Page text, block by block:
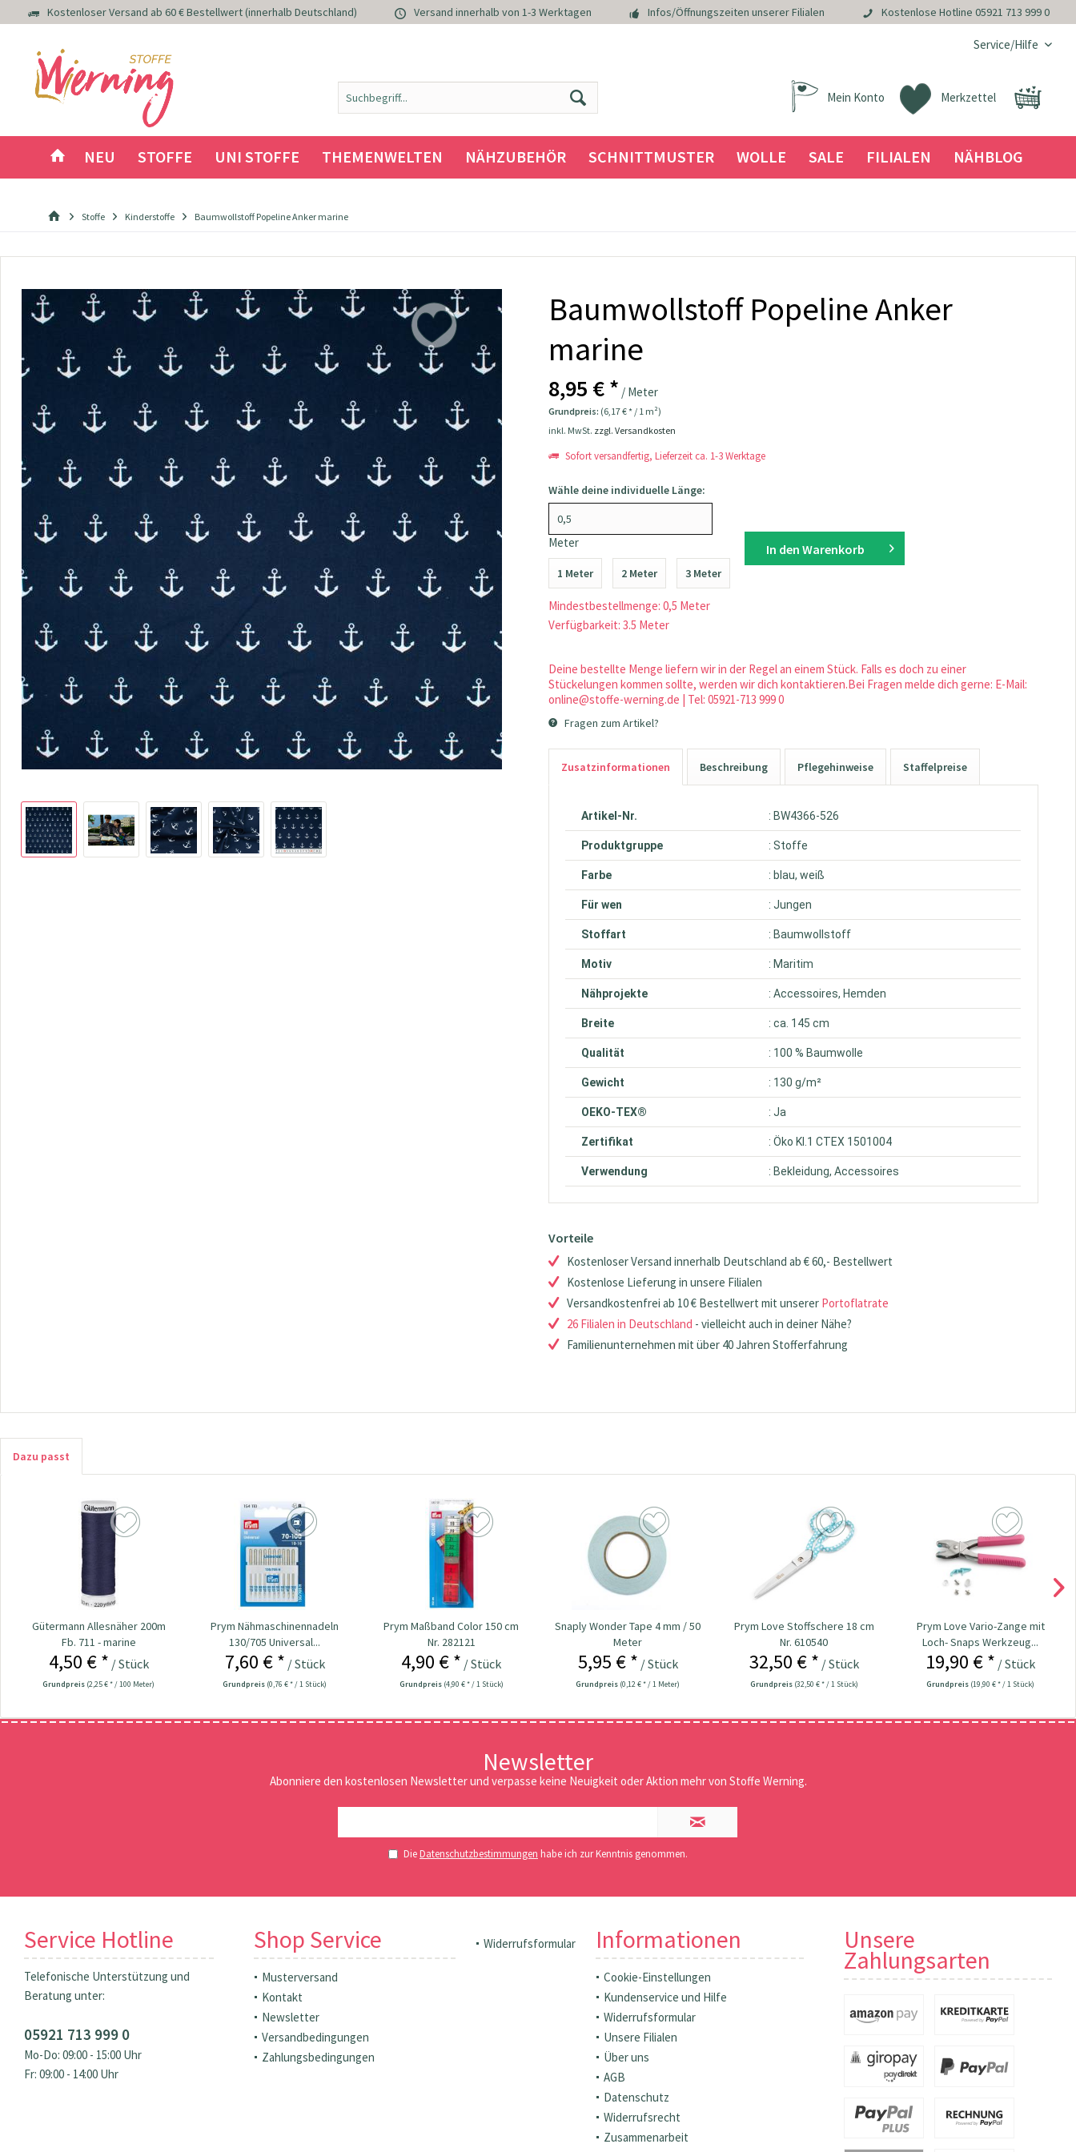
Kostenloser Versand ab 60 € Bestellwert (innerhalb Deutschland) Versand innerhalb von 1-3 Werktagen Infos/Öffnungszeiten unserer Filialen Kostenlose Hotline 05921 713 999 0
Service/Hilfe
Merkzettel
Mein Konto
NEU STOFFE UNI STOFFE THEMENWELTEN NÄHZUBEHÖR SCHNITTMUSTER WOLLE SALE FILIALEN NÄHBLOG
Stoffe Kinderstoffe Baumwollstoff Popeline Anker marine
Baumwollstoff Popeline Anker
marine
8,95 € * / Meter
Grundpreis: (6,17 € * / 1 m²)
inkl. MwSt. zzgl. Versandkosten
Sofort versandfertig, Lieferzeit ca. 1-3 Werktage
Wähle deine individuelle Länge:
Meter
1 Meter 2 Meter 3 Meter
Mindestbestellmenge: 0,5 Meter
Verfügbarkeit: 3.5 Meter
In den Warenkorb
Deine bestellte Menge liefern wir in der Regel an einem Stück. Falls es doch zu einer
Stückelungen kommen sollte, werden wir dich kontaktieren.Bei Fragen melde dich gerne: E-Mail:
online@stoffe-werning.de | Tel: 05921-713 999 0
Fragen zum Artikel?
Zusatzinformationen Beschreibung Pflegehinweise Staffelpreise
Artikel-Nr. : BW4366-526
Produktgruppe : Stoffe
Farbe : blau, weiß
Für wen : Jungen
Stoffart : Baumwollstoff
Motiv : Maritim
Nähprojekte : Accessoires, Hemden
Breite : ca. 145 cm
Qualität : 100 % Baumwolle
Gewicht : 130 g/m²
OEKO-TEX® : Ja
Zertifikat : Öko Kl.1 CTEX 1501004
Verwendung : Bekleidung, Accessoires
Vorteile
Kostenloser Versand innerhalb Deutschland ab € 60,- Bestellwert
Kostenlose Lieferung in unsere Filialen
Versandkostenfrei ab 10 € Bestellwert mit unserer Portoflatrate
26 Filialen in Deutschland - vielleicht auch in deiner Nähe?
Familienunternehmen mit über 40 Jahren Stofferfahrung
Dazu passt
Gütermann Allesnäher 200m
Fb. 711 - marine
4,50 € * / Stück
Grundpreis (2,25 € * / 100 Meter)
Prym Nähmaschinennadeln
130/705 Universal...
7,60 € * / Stück
Grundpreis (0,76 € * / 1 Stück)
Prym Maßband Color 150 cm
Nr. 282121
4,90 € * / Stück
Grundpreis (4,90 € * / 1 Stück)
Snaply Wonder Tape 4 mm / 50
Meter
5,95 € * / Stück
Grundpreis (0,12 € * / 1 Meter)
Prym Love Stoffschere 18 cm
Nr. 610540
32,50 € * / Stück
Grundpreis (32,50 € * / 1 Stück)
Prym Love Vario-Zange mit
Loch- Snaps Werkzeug...
19,90 € * / Stück
Grundpreis (19,90 € * / 1 Stück)
Newsletter
Abonniere den kostenlosen Newsletter und verpasse keine Neuigkeit oder Aktion mehr von Stoffe Werning.
DieDatenschutzbestimmungen habe ich zur Kenntnis genommen.
Service Hotline
Telefonische Unterstützung und
Beratung unter:
05921 713 999 0
Mo-Do: 09:00 - 15:00 Uhr
Fr: 09:00 - 14:00 Uhr
Shop Service
Musterversand
Kontakt
Newsletter
Versandbedingungen
Zahlungsbedingungen
Widerrufsformular Informationen
Cookie-Einstellungen
Kundenservice und Hilfe
Widerrufsformular
Unsere Filialen
Über uns
AGB
Datenschutz
Widerrufsrecht
Zusammenarbeit
Unsere
Zahlungsarten